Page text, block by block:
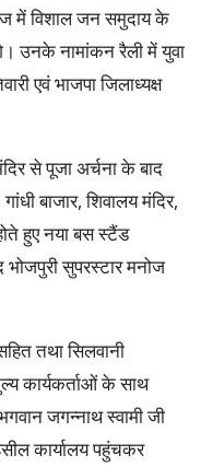
में विशाल जन समुदाय के
उनके नामांकन रैली में युवा
एवं भाजपा जिलाध्यक्ष
से पूजा अर्चना के बाद
बाजार, शिवालय मंदिर,
हुए नया बस स्टैंड
सुपरस्टार मनोज
तथा सिलवानी
कार्यकर्ताओं के साथ
जगन्नाथ स्वामी जी
कार्यालय पहुंचकर